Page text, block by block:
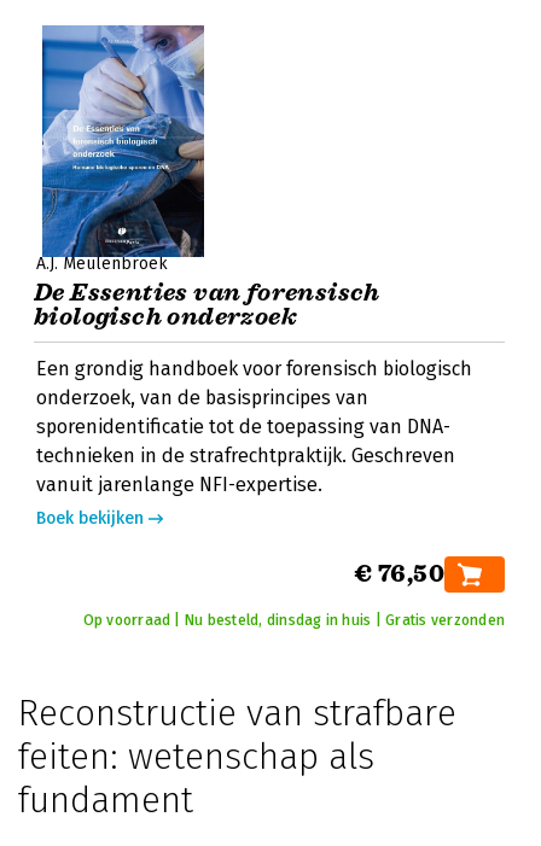
A.J. Meulenbroek
De Essenties van forensisch
biologisch onderzoek
Een grondig handboek voor forensisch biologisch
onderzoek, van de basisprincipes van
sporenidentificatie tot de toepassing van DNA-
technieken in de strafrechtpraktijk. Geschreven
vanuit jarenlange NFI-expertise.
Boek bekijken
€ 76,50
Op voorraad | Nu besteld, dinsdag in huis | Gratis verzonden
Reconstructie van strafbare
feiten: wetenschap als
fundament